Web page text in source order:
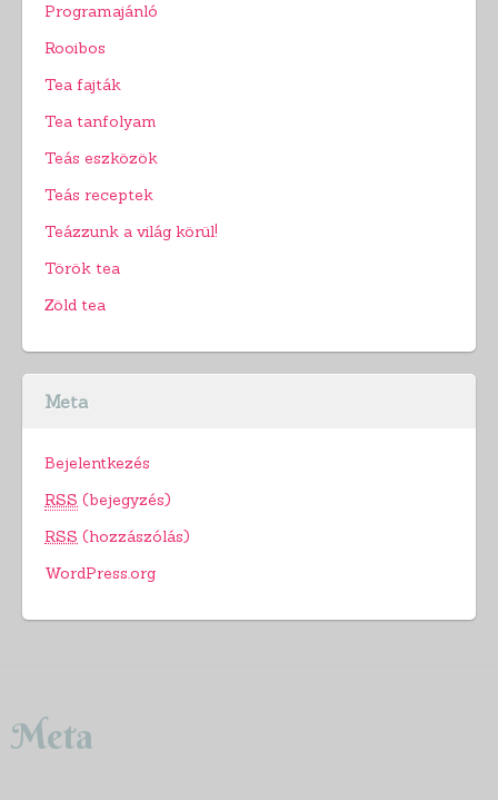
Programajánló
Rooibos
Tea fajták
Tea tanfolyam
Teás eszközök
Teás receptek
Teázzunk a világ körül!
Török tea
Zöld tea
Meta
Bejelentkezés
RSS (bejegyzés)
RSS (hozzászólás)
WordPress.org
Meta